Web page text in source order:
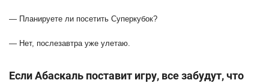
— Планируете ли посетить Суперкубок?
— Нет, послезавтра уже улетаю.
Если Абаскаль поставит игру, все забудут, что